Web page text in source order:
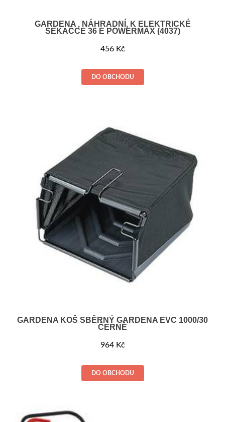
GARDENA , NÁHRADNÍ, K ELEKTRICKÉ
SEKAČCE 36 E POWERMAX (4037)
456 Kč
DO OBCHODU
GARDENA KOŠ SBĚRNÝ GARDENA EVC 1000/30
ČERNÉ
964 Kč
DO OBCHODU